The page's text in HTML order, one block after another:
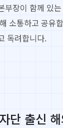
장이 함께 있
소통하고 공유
독려합니다.
출신 해